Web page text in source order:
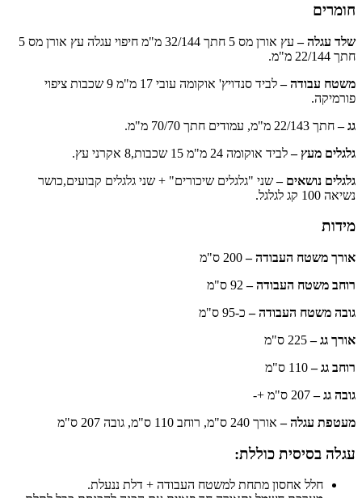
חומרים
שלד עגלה –
עץ אורן מס 5 חתך 32/144 מ"מ חיפוי עגלה עץ אורן מס 5
חתך 22/144 מ"מ.
משטח עבודה –
לביד סנדויץ' אוקומה עובי 17 מ"מ 9 שכבות ציפוי
פורמיקה.
גג –חתך 22/143 מ"מ, עמודים חתך 70/70 מ"מ.
גלגלים מעץ –לביד אוקומה 24 מ"מ 15 שכבות,8 אקרני עץ.
גלגלים נושאים –שני "גלגלים שיכורים" + שני גלגלים קבועים,כושר
נשיאה 100 קג לגלגל.
מידות
אורך משטח העבודה –200 ס"מ
רוחב משטח העבודה –92 ס"מ
גובה משטח העבודה –כ-95 ס"מ
אורך גג –225 ס"מ
רוחב גג –110 ס"מ
גובה גג –207 ס"מ +-
מעטפת עגלה –אורך 240 ס"מ, רוחב 110 ס"מ, גובה 207 ס"מ
עגלה בסיסית כוללת:
חלל אחסון מתחת למשטח העבודה + דלת ננעלת.